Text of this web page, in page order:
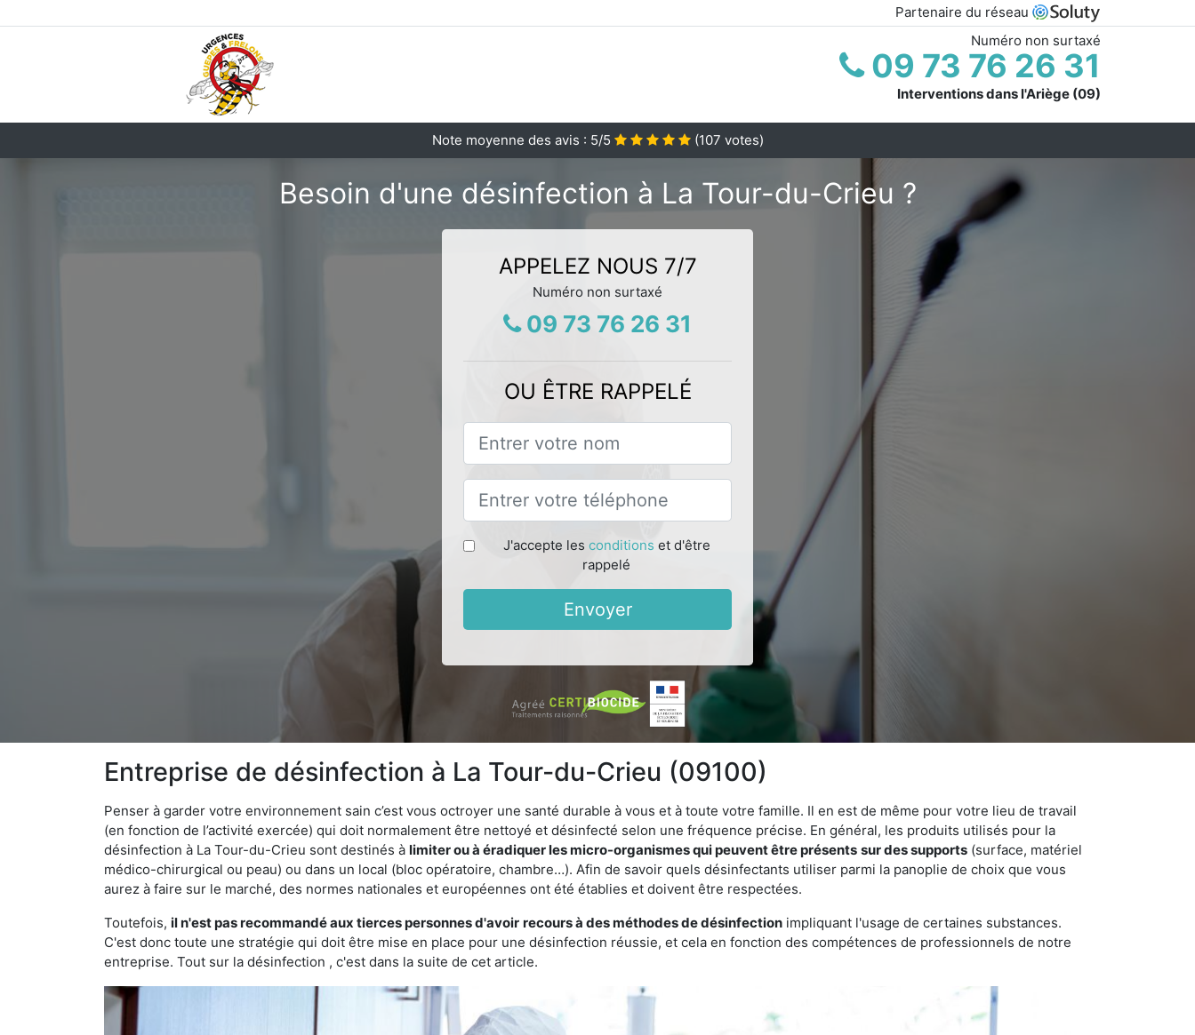
Partenaire du réseau
Numéro non surtaxé
09 73 76 26 31
Interventions dans l'Ariège (09)
Note moyenne des avis : 5/5 (107 votes)
Besoin d'une désinfection à La Tour-du-Crieu ?
APPELEZ NOUS 7/7
Numéro non surtaxé
09 73 76 26 31
OU ÊTRE RAPPELÉ
J'accepte les conditions et d'être
rappelé
Envoyer
Entreprise de désinfection à La Tour-du-Crieu (09100)
Penser à garder votre environnement sain c’est vous octroyer une santé durable à vous et à toute votre famille. Il en est de même pour votre lieu de travail
(en fonction de l’activité exercée) qui doit normalement être nettoyé et désinfecté selon une fréquence précise. En général, les produits utilisés pour la
désinfection à La Tour-du-Crieu sont destinés à limiter ou à éradiquer les micro-organismes qui peuvent être présents sur des supports (surface, matériel
médico-chirurgical ou peau) ou dans un local (bloc opératoire, chambre…). Afin de savoir quels désinfectants utiliser parmi la panoplie de choix que vous
aurez à faire sur le marché, des normes nationales et européennes ont été établies et doivent être respectées.
Toutefois, il n'est pas recommandé aux tierces personnes d'avoir recours à des méthodes de désinfection impliquant l'usage de certaines substances.
C'est donc toute une stratégie qui doit être mise en place pour une désinfection réussie, et cela en fonction des compétences de professionnels de notre
entreprise. Tout sur la désinfection , c'est dans la suite de cet article.